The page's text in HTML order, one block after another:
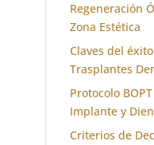
Regeneración
Zona Estética
Claves del
Trasplantes
Protocolo
Implante y
Criterios de